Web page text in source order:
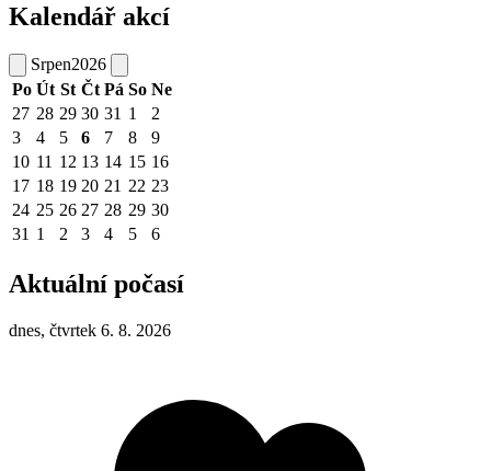
Kalendář akcí
Srpen2026
Po Út St Čt Pá So Ne
27 28 29 30 31 1
2
3
4 5 6 7 8
9
10 11 12 13 14 15 16
17 18 19 20 21 22 23
24 25 26 27 28 29 30
31 1 2 3 4 5 6
Aktuální počasí
dnes, čtvrtek 6. 8. 2026